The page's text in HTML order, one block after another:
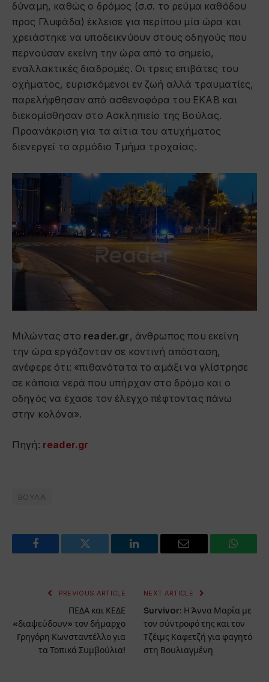
δύναμη, καθώς ο δρόμος (σ.σ. το ρεύμα καθόδου
προς Γλυφάδα) έκλεισε για περίπου μία ώρα και
χρειάστηκε να υποδεικνύουν στους οδηγούς που
περνούσαν εκείνη την ώρα από το σημείο,
εναλλακτικές διαδρομές. Οι τρεις επιβάτες του
οχήματος, ευρισκόμενοι εν ζωή αλλά τραυματίες,
παρελήφθησαν από ασθενοφόρα του ΕΚΑΒ και
διεκομίσθησαν στο Ασκληπιείο της Βούλας.
Προανάκριση για τα αίτια του ατυχήματος
διενεργεί το αρμόδιο Τμήμα τροχαίας.
Μιλώντας στο reader.gr, άνθρωπος που εκείνη
την ώρα εργάζονταν σε κοντινή απόσταση,
ανέφερε ότι: «πιθανότατα το αμάξι να γλίστρησε
σε κάποια νερά που υπήρχαν στο δρόμο και ο
οδηγός να έχασε τον έλεγχο πέφτοντας πάνω
στην κολόνα».
Πηγή: reader.gr
ΒΟΥΛΑ
Facebook Twitter LinkedIn Email
PREVIOUS ARTICLE
ΠΕΔΑ και ΚΕΔΕ
«διαψεύδουν» τον δήμαρχο
Γρηγόρη Κωνσταντέλλο για
τα Τοπικά Συμβούλια!
NEXT ARTICLE
Survivor: Η Άννα Μαρία με
τον σύντροφό της και τον
Τζέιμς Καφετζή για φαγητό
στη Βουλιαγμένη